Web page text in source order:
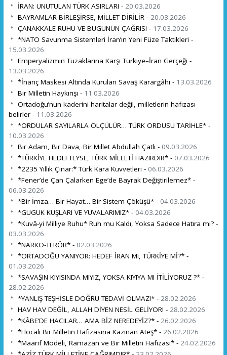
İRAN: UNUTULAN TÜRK ASIRLARI - 20.03.2026
BAYRAMLAR BİRLEŞİRSE, MİLLET DİRİLİR - 20.03.2026
ÇANAKKALE RUHU VE BUGÜNÜN ÇAĞRISI - 17.03.2026
*NATO Savunma Sistemleri İran’ın Yeni Füze Taktikleri -
15.03.2026
Emperyalizmin Tuzaklarına Karşı Türkiye–İran Gerçeği -
13.03.2026
*İnanç Maskesi Altında Kurulan Savaş Karargâhı - 13.03.2026
Bir Milletin Haykırışı - 11.03.2026
Ortadoğu’nun kaderini haritalar değil, milletlerin hafızası
belirler - 11.03.2026
*ORDULAR SAYILARLA ÖLÇÜLÜR… TÜRK ORDUSU TARİHLE* -
10.03.2026
Bir Adam, Bir Dava, Bir Millet Abdullah Çatlı - 09.03.2026
*TÜRKİYE HEDEFTEYSE, TÜRK MİLLETİ HAZIRDIR* - 07.03.2026
*2235 Yıllık Çınar:* Türk Kara Kuvvetleri - 06.03.2026
*Fener’de Çan Çalarken Ege’de Bayrak Değiştirilemez* -
06.03.2026
*Bir İmza… Bir Hayat… Bir Sistem Çöküşü* - 04.03.2026
*GUGUK KUŞLARI VE YUVALARIMIZ* - 04.03.2026
*Kuvâ-yi Milliye Ruhu* Ruh mu Kaldı, Yoksa Sadece Hatıra mı? -
03.03.2026
*NARKO-TERÖR* - 02.03.2026
*ORTADOĞU YANIYOR: HEDEF İRAN MI, TÜRKİYE Mİ?* -
01.03.2026
*SAVAŞIN KIYISINDA MIYIZ, YOKSA KIYIYA MI İTİLİYORUZ ?* -
28.02.2026
*YANLIŞ TEŞHİSLE DOĞRU TEDAVİ OLMAZ!* - 28.02.2026
HAV HAV DEĞİL, ALLAH DİYEN NESİL GELİYOR! - 28.02.2026
*KÂBE’DE HACILAR… AMA BİZ NEREDEYİZ?* - 26.02.2026
*Hocalı Bir Milletin Hafızasına Kazınan Ateş* - 26.02.2026
*Maarif Modeli, Ramazan ve Bir Milletin Hafızası* - 24.02.2026